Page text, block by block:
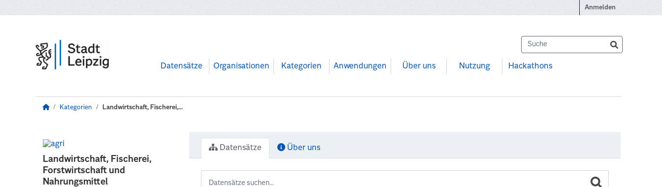
Anmelden
Datensätze Organisationen Kategorien Anwendungen Über uns Nutzung Hackathons
Kategorien Landwirtschaft, Fischerei,...
Landwirtschaft, Fischerei,
Forstwirtschaft und
Nahrungsmittel
Datensätze Über uns